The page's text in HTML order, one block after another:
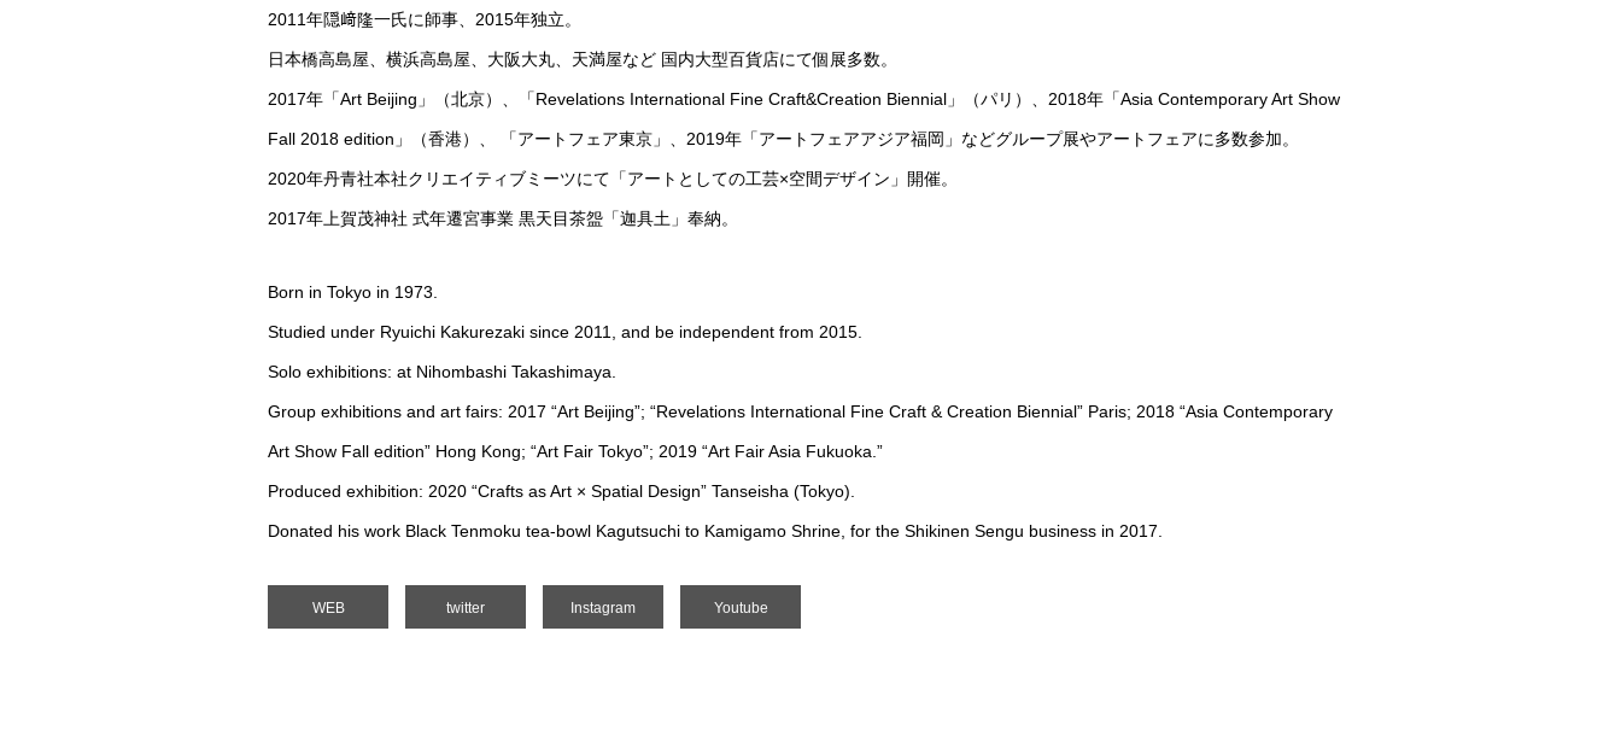
2011年隠﨑隆一氏に師事、2015年独立。
日本橋高島屋、横浜高島屋、大阪大丸、天満屋など 国内大型百貨店にて個展多数。
2017年「Art Beijing」（北京）、「Revelations International Fine Craft&Creation Biennial」（パリ）、2018年「Asia Contemporary Art Show
Fall 2018 edition」（香港）、 「アートフェア東京」、2019年「アートフェアアジア福岡」などグループ展やアートフェアに多数参加。
2020年丹青社本社クリエイティブミーツにて「アートとしての工芸×空間デザイン」開催。
2017年上賀茂神社 式年遷宮事業 黒天目茶盌「迦具土」奉納。
Born in Tokyo in 1973.
Studied under Ryuichi Kakurezaki since 2011, and be independent from 2015.
Solo exhibitions: at Nihombashi Takashimaya.
Group exhibitions and art fairs: 2017 “Art Beijing”; “Revelations International Fine Craft & Creation Biennial” Paris; 2018 “Asia Contemporary
Art Show Fall edition” Hong Kong; “Art Fair Tokyo”; 2019 “Art Fair Asia Fukuoka.”
Produced exhibition: 2020 “Crafts as Art × Spatial Design” Tanseisha (Tokyo).
Donated his work Black Tenmoku tea-bowl Kagutsuchi to Kamigamo Shrine, for the Shikinen Sengu business in 2017.
WEB twitter Instagram Youtube